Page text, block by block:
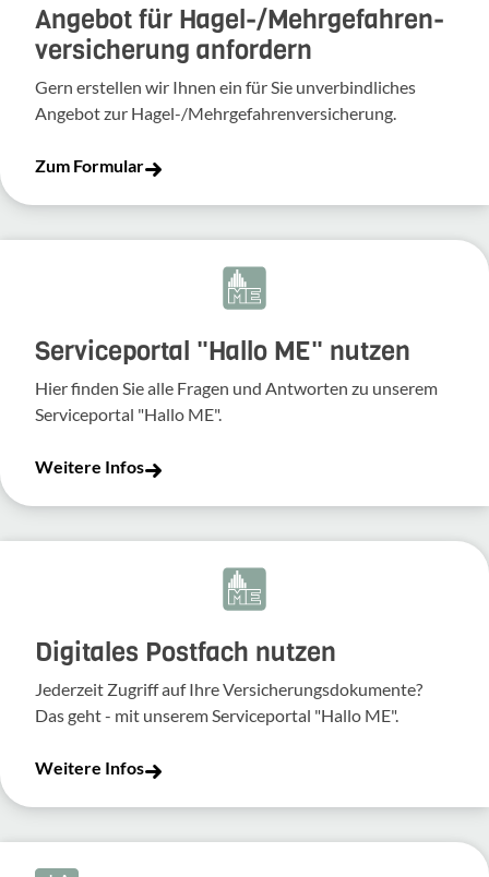
Angebot für Hagel-­/Mehrgefahren­
versicherung anfordern
Gern erstellen wir Ihnen ein für Sie unverbindliches
Angebot zur Hagel-/Mehrgefahrenversicherung.
Zum Formular
Serviceportal "Hallo ME" nutzen
Hier finden Sie alle Fragen und Antworten zu unserem
Serviceportal "Hallo ME".
Weitere Infos
Digitales Postfach nutzen
Jederzeit Zugriff auf Ihre Versicherungsdokumente?
Das geht - mit unserem Serviceportal "Hallo ME".
Weitere Infos